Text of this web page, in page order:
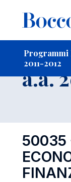
Programmi
2011-2012
-
a.a.
50035